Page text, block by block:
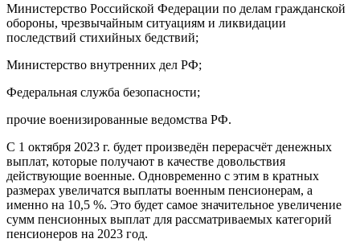
Министерство Российской Федерации по делам гражданской
обороны, чрезвычайным ситуациям и ликвидации
последствий стихийных бедствий;
Министерство внутренних дел РФ;
Федеральная служба безопасности;
прочие военизированные ведомства РФ.
С 1 октября 2023 г. будет произведён перерасчёт денежных
выплат, которые получают в качестве довольствия
действующие военные. Одновременно с этим в кратных
размерах увеличатся выплаты военным пенсионерам, а
именно на 10,5 %. Это будет самое значительное увеличение
сумм пенсионных выплат для рассматриваемых категорий
пенсионеров на 2023 год.